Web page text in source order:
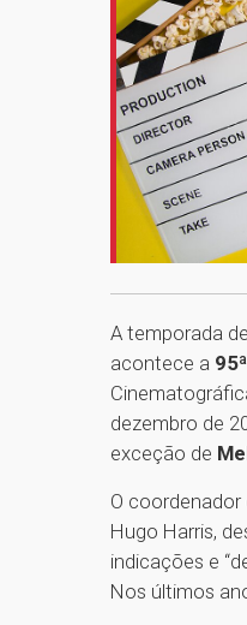
A temporada
acontece a
dezembro de
exceção de
O coordenador
Hugo Harris,
indicações e
Nos últimos